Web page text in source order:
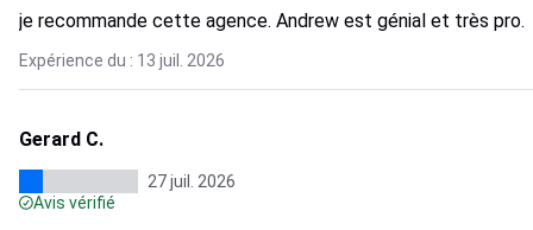
je recommande cette agence. Andrew est génial et très pro.
Expérience du : 13 juil. 2026
Gerard C.
27 juil. 2026
Avis vérifié